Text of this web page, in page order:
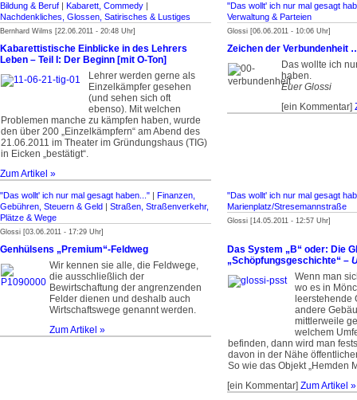
Bildung & Beruf | Kabarett, Commedy |
Nachdenkliches, Glossen, Satirisches & Lustiges
Bernhard Wilms [22.06.2011 - 20:48 Uhr]
Kabarettistische Einblicke in des Lehrers
Leben – Teil I: Der Beginn [mit O-Ton]
Lehrer werden gerne als
Einzelkämpfer gesehen
(und sehen sich oft
ebenso). Mit welchen
Problemen manche zu kämpfen haben, wurde
den über 200 „Einzelkämpfern“ am Abend des
21.06.2011 im Theater im Gründungshaus (TIG)
in Eicken „bestätigt“.
Zum Artikel »
"Das wollt' ich nur mal gesagt
Verwaltung & Parteien
Glossi [06.06.2011 - 10:06 Uhr]
Zeichen der Verbundenheit
Das wollte ich
haben.
Euer Glossi
[ein Kommentar]
"Das wollt' ich nur mal gesagt haben..." | Finanzen,
Gebühren, Steuern & Geld | Straßen, Straßenverkehr,
Plätze & Wege
Glossi [03.06.2011 - 17:29 Uhr]
Genhülsens „Premium“-Feldweg
Wir kennen sie alle, die Feldwege,
die ausschließlich der
Bewirtschaftung der angrenzenden
Felder dienen und deshalb auch
Wirtschaftswege genannt werden.
Zum Artikel »
"Das wollt' ich nur mal gesagt
Marienplatz/Strese­mann­straße
Glossi [14.05.2011 - 12:57 Uhr]
Das System „B“ oder: Die
„Schöpfungsgeschichte“ –
Wenn man
wo es in
leerstehende
andere
mittlerweile
welchem
befinden, dann wird man
davon in der Nähe
So wie das Objekt „Hemden
[ein Kommentar] Zum Artikel »